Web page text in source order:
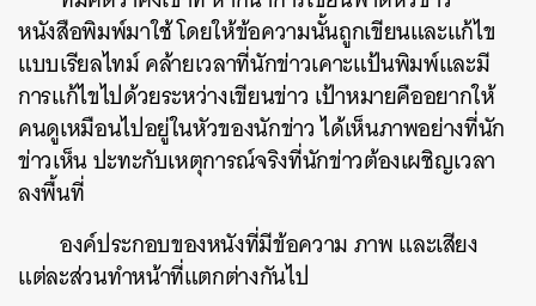
หนังสือพิมพ์มาใช้โดยให้ข้อความนั้นถูกเขียนและแก้ไข
แบบเรียลไทม์คล้ายเวลาที่นักข่าวเคาะแป้นพิมพ์และมี
การแก้ไขไปด้วยระหว่างเขียนข่าว เป้าหมายคืออยากให้
คนดูเหมือนไปอยู่ในหัวของนักข่าวได้เห็นภาพอย่างที่นัก
ข่าวเห็นปะทะกับเหตุการณ์จริงที่นักข่าวต้องเผชิญเวลา
ลงพื้นที่
องค์ประกอบของหนังที่มีข้อความภาพและเสียง
แต่ละส่วนทำหน้าที่แตกต่างกันไป